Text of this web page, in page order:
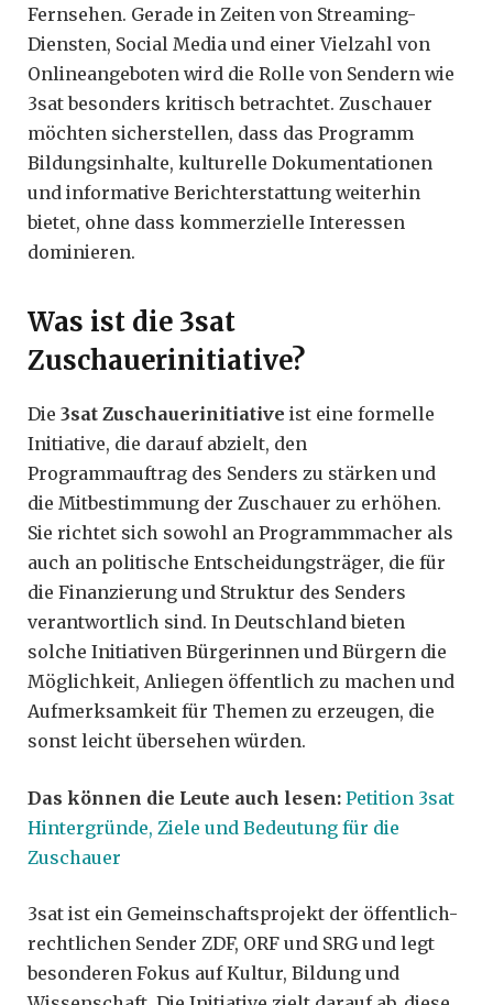
Fernsehen. Gerade in Zeiten von Streaming-
Diensten, Social Media und einer Vielzahl von
Onlineangeboten wird die Rolle von Sendern wie
3sat besonders kritisch betrachtet. Zuschauer
möchten sicherstellen, dass das Programm
Bildungsinhalte, kulturelle Dokumentationen
und informative Berichterstattung weiterhin
bietet, ohne dass kommerzielle Interessen
dominieren.
Was ist die 3sat
Zuschauerinitiative?
Die 3sat Zuschauerinitiative ist eine formelle
Initiative, die darauf abzielt, den
Programmauftrag des Senders zu stärken und
die Mitbestimmung der Zuschauer zu erhöhen.
Sie richtet sich sowohl an Programmmacher als
auch an politische Entscheidungsträger, die für
die Finanzierung und Struktur des Senders
verantwortlich sind. In Deutschland bieten
solche Initiativen Bürgerinnen und Bürgern die
Möglichkeit, Anliegen öffentlich zu machen und
Aufmerksamkeit für Themen zu erzeugen, die
sonst leicht übersehen würden.
Das können die Leute auch lesen: Petition 3sat
Hintergründe, Ziele und Bedeutung für die
Zuschauer
3sat ist ein Gemeinschaftsprojekt der öffentlich-
rechtlichen Sender ZDF, ORF und SRG und legt
besonderen Fokus auf Kultur, Bildung und